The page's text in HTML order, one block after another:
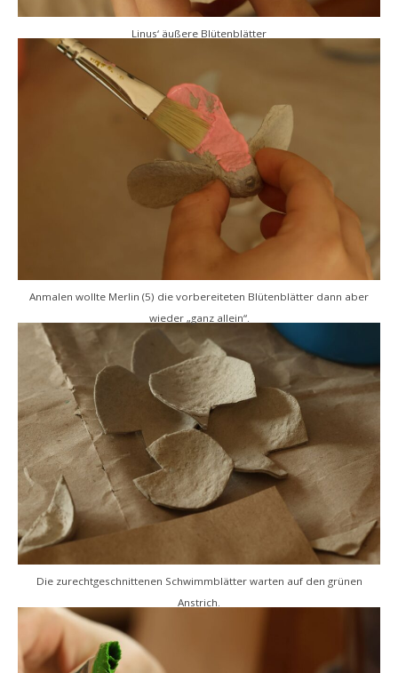
Linus‘ äußere Blütenblätter
Anmalen wollte Merlin (5) die vorbereiteten Blütenblätter dann aber
wieder „ganz allein“.
Die zurechtgeschnittenen Schwimmblätter warten auf den grünen
Anstrich.